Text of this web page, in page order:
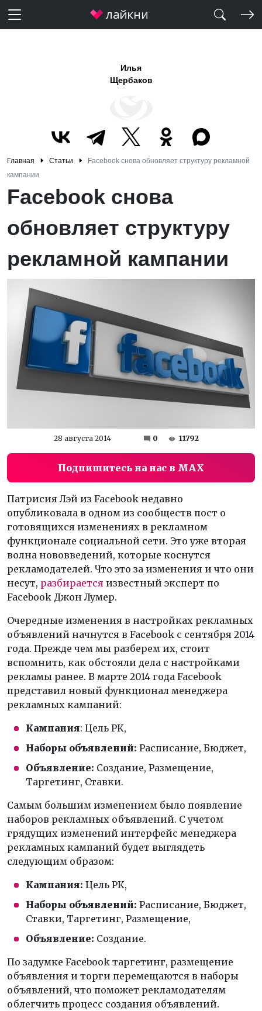
Илья
Щербаков
Главная Статьи
Facebook снова обновляет структуру рекламной
кампании
Facebook снова
обновляет структуру
рекламной кампании
28 августа 2014 0 11792
Подпишитесь на нас в MAX
Патрисия Лэй из Facebook недавно
опубликовала в одном из сообществ пост о
готовящихся изменениях в рекламном
функционале социальной сети. Это уже вторая
волна нововведений, которые коснутся
рекламодателей. Что это за изменения и что они
несут, разбирается известный эксперт по
Facebook Джон Лумер.
Очередные изменения в настройках рекламных
объявлений начнутся в Facebook с сентября 2014
года. Прежде чем мы разберем их, стоит
вспомнить, как обстояли дела с настройками
рекламы ранее. В марте 2014 года Facebook
представил новый функционал менеджера
рекламных кампаний:
Кампания: Цель РК,
Наборы объявлений: Расписание, Бюджет,
Объявление: Создание, Размещение,
Таргетинг, Ставки.
Самым большим изменением было появление
наборов рекламных объявлений. С учетом
грядущих изменений интерфейс менеджера
рекламных кампаний будет выглядеть
следующим образом:
Кампания: Цель РК,
Наборы объявлений: Расписание, Бюджет,
Ставки, Таргетинг, Размещение,
Объявление: Создание.
По задумке Facebook таргетинг, размещение
объявления и торги перемещаются в наборы
объявлений, что поможет рекламодателям
облегчить процесс создания объявлений.